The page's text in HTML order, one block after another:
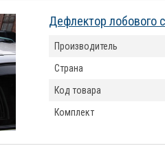
Дефлектор лобового
Производитель
Страна
Код товара
Комплект